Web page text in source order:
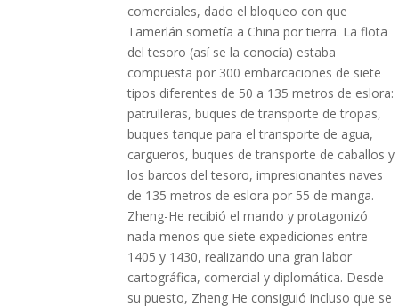
comerciales, dado el bloqueo con que
Tamerlán sometía a China por tierra. La flota
del tesoro (así se la conocía) estaba
compuesta por 300 embarcaciones de siete
tipos diferentes de 50 a 135 metros de eslora:
patrulleras, buques de transporte de tropas,
buques tanque para el transporte de agua,
cargueros, buques de transporte de caballos y
los barcos del tesoro, impresionantes naves
de 135 metros de eslora por 55 de manga.
Zheng-He recibió el mando y protagonizó
nada menos que siete expediciones entre
1405 y 1430, realizando una gran labor
cartográfica, comercial y diplomática. Desde
su puesto, Zheng He consiguió incluso que se